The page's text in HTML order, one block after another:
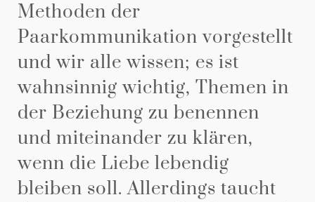
Methoden der
Paarkommunikation vorgestellt
und wir alle wissen; es ist
wahnsinnig wichtig, Themen in
der Beziehung zu benennen
und miteinander zu klären,
wenn die Liebe lebendig
bleiben soll. Allerdings taucht